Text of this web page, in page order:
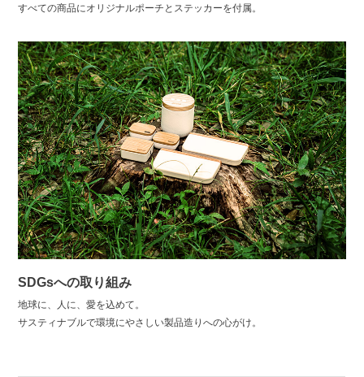
すべての商品にオリジナルポーチとステッカーを付属。
SDGsへの取り組み
地球に、人に、愛を込めて。
サスティナブルで環境にやさしい製品造りへの心がけ。